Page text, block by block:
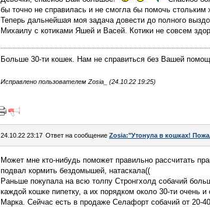
бы точно не справилась и не смогла бы помочь стольким
Теперь дальнейшая моя задача довести до полного
Михаилу с котиками Яшей и Васей. Котики не совсем
Больше 30-ти кошек. Нам не справиться без Вашей
Исправлено пользователем Zosia_ (24.10.22 19:25)
24.10.22 23:17 Ответ на сообщение Zosia:"Утонула в кошках!
Может мне кто-нибудь поможет правильно рассчитать
подвал кормить бездомышей, натаскала((
Раньше покупала на всю толпу Стронгхолд собачий
каждой кошке пипетку, а их порядком около 30-ти очень
Марка. Сейчас есть в продаже Селафорт собачий от 20-